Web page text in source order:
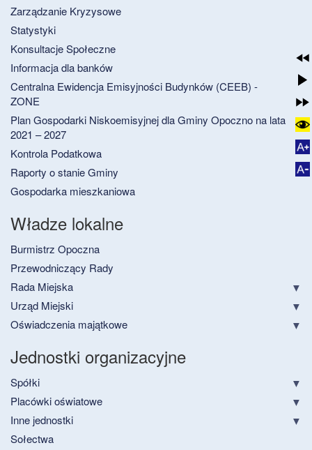
Zarządzanie Kryzysowe
Statystyki
Konsultacje Społeczne
Informacja dla banków
Centralna Ewidencja Emisyjności Budynków (CEEB) -
ZONE
Plan Gospodarki Niskoemisyjnej dla Gminy Opoczno na lata
2021 – 2027
Kontrola Podatkowa
Raporty o stanie Gminy
Gospodarka mieszkaniowa
Władze lokalne
Burmistrz Opoczna
Przewodniczący Rady
Rada Miejska
Urząd Miejski
Oświadczenia majątkowe
Jednostki organizacyjne
Spółki
Placówki oświatowe
Inne jednostki
Sołectwa